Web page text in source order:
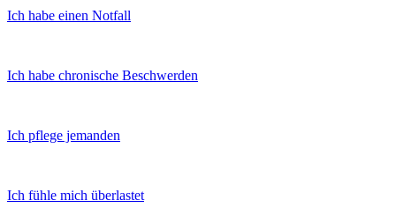
Ich habe einen Notfall
Ich habe chronische Beschwerden
Ich pflege jemanden
Ich fühle mich überlastet